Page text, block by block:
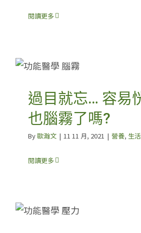
閱讀更多
過目就忘… 容易
也腦霧了嗎?
By歐瀚文 | 11 11 月, 2021 | 營養, 生
閱讀更多